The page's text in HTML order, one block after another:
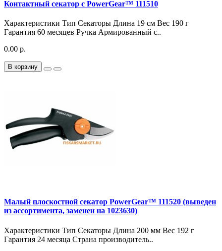
Контактный секатор с PowerGear™ 111510
Характеристики Тип Секаторы Длина 19 см Вес 190 г
Гарантия 60 месяцев Ручка Армированный с..
0.00 р.
В корзину
Малый плоскостной секатор PowerGear™ 111520 (выведен
из ассортимента, заменен на 1023630)
Характеристики Тип Секаторы Длина 200 мм Вес 192 г
Гарантия 24 месяца Страна производитель..